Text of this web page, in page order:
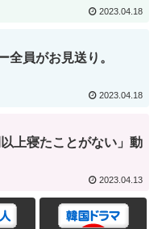
2023.04.18
全員がお見送り。
2023.04.18
上寝たことがない」動
2023.04.13